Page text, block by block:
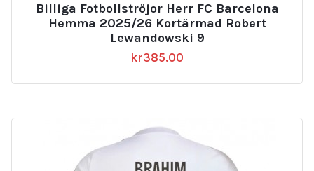
av 5
Billiga Fotbollströjor Herr FC Barcelona
Hemma 2025/26 Kortärmad Robert
Lewandowski 9
kr385.00